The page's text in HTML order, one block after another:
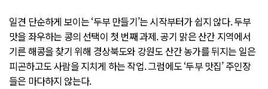
일견 단순하게 보이는 ‘두부 만들기’는 시작부터가 쉽지 않다. 두부
맛을 좌우하는 콩의 선택이 첫 번째 과제. 공기 맑은 산간 지역에서
기른 해콩을 찾기 위해 경상북도와 강원도 산간 농가를 뒤지는 일은
피곤하고도 사람을 지치게 하는 작업. 그럼에도 ‘두부 맛집’ 주인장
들은 마다하지 않는다.